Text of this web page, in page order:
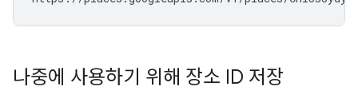
나중에 사용하기 위해 장소 ID 저장